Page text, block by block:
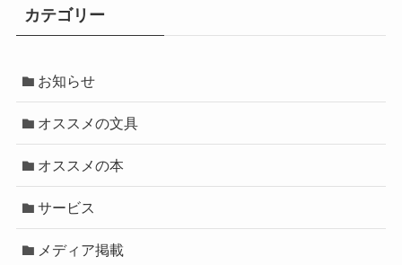
カテゴリー
お知らせ
オススメの文具
オススメの本
サービス
メディア掲載